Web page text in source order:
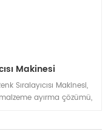
Makinesi
Sıralayıcısı Makinesi,
ayırma çözümü,